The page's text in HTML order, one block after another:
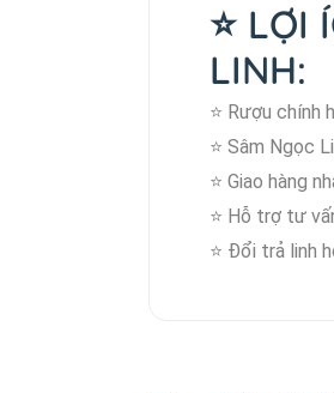
⭐ LỢI
LINH:
⭐ Rượu chính
⭐ Sâm Ngọc
⭐ Giao hàng
⭐ Hỗ trợ tư
⭐ Đổi trả linh